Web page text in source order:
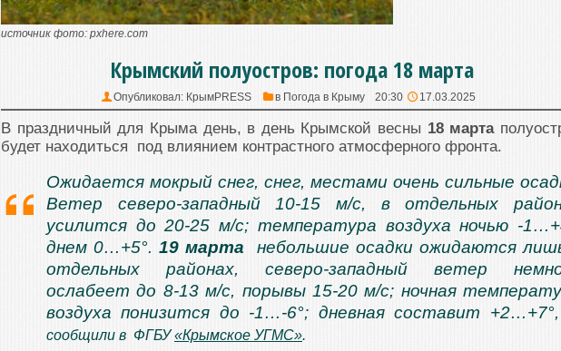
источник фото: pxhere.com
Крымский полуостров: погода 18 марта
Опубликовал: КрымPRESS в Погода в Крыму 20:30 17.03.2025
В праздничный для Крыма день, в день Крымской весны 18 марта
будет находиться под влиянием контрастного атмосферного фронта.
Ожидается мокрый снег, снег, местами очень сильные
Ветер северо-западный 10-15 м/с, в отдельных
усилится до 20-25 м/с; температура воздуха ночью -
днем 0…+5°. 19 марта небольшие осадки ожидаются
отдельных районах, северо-западный ветер
ослабеет до 8-13 м/с, порывы 15-20 м/с; ночная
воздуха понизится до -1…-6°; дневная составит +2…+7°,
сообщили в ФГБУ«Крымское УГМС».